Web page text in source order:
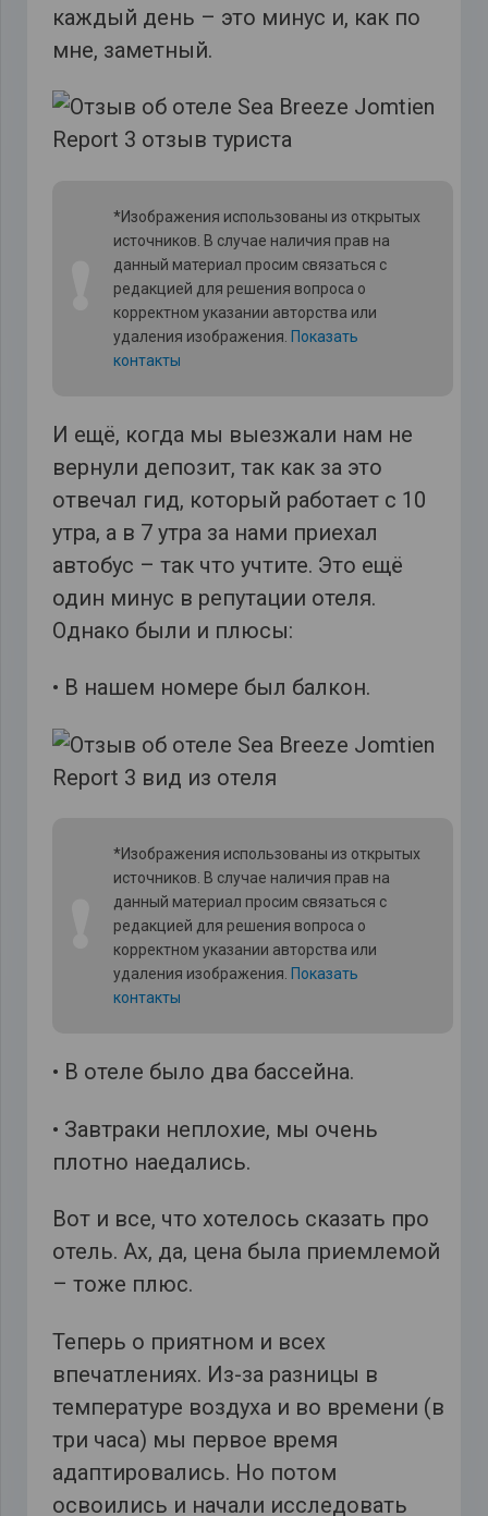
каждый день – это минус и, как по
мне, заметный.
*Изображения использованы из открытых
источников. В случае наличия прав на
данный материал просим связаться с
редакцией для решения вопроса о
корректном указании авторства или
удаления изображения. Показать
контакты
И ещё, когда мы выезжали нам не
вернули депозит, так как за это
отвечал гид, который работает с 10
утра, а в 7 утра за нами приехал
автобус – так что учтите. Это ещё
один минус в репутации отеля.
Однако были и плюсы:
• В нашем номере был балкон.
*Изображения использованы из открытых
источников. В случае наличия прав на
данный материал просим связаться с
редакцией для решения вопроса о
корректном указании авторства или
удаления изображения. Показать
контакты
• В отеле было два бассейна.
• Завтраки неплохие, мы очень
плотно наедались.
Вот и все, что хотелось сказать про
отель. Ах, да, цена была приемлемой
– тоже плюс.
Теперь о приятном и всех
впечатлениях. Из-за разницы в
температуре воздуха и во времени (в
три часа) мы первое время
адаптировались. Но потом
освоились и начали исследовать